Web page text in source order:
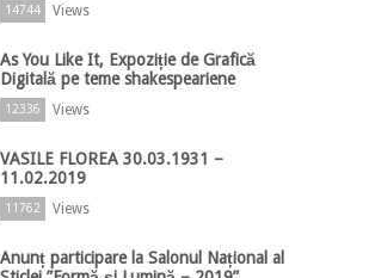
14744 Views
As You Like It, Expoziție de Grafică
Digitală pe teme shakespeariene
12336 Views
VASILE FLOREA 30.03.1931 –
11.02.2019
11762 Views
Anunț participare la Salonul Național al